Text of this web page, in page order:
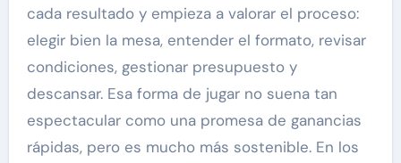
cada resultado y empieza a valorar el proceso:
elegir bien la mesa, entender el formato, revisar
condiciones, gestionar presupuesto y
descansar. Esa forma de jugar no suena tan
espectacular como una promesa de ganancias
rápidas, pero es mucho más sostenible. En los